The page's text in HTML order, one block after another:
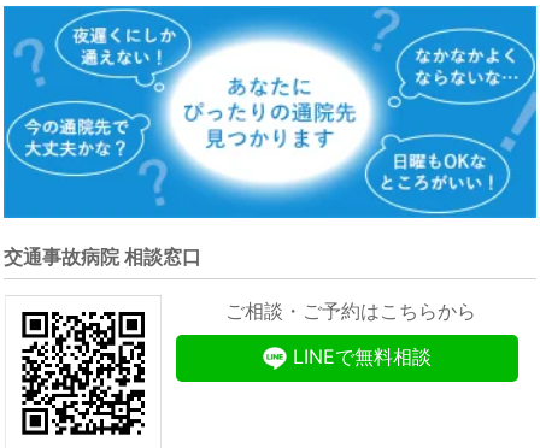
交通事故病院 相談窓口
ご相談・ご予約はこちらから
LINEで無料相談